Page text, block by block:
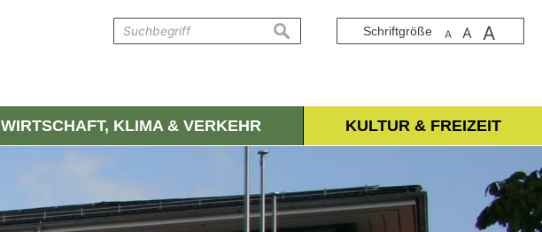
Schriftgröße A A A
suchen
WIRTSCHAFT, KLIMA & VERKEHR KULTUR & FREIZEIT